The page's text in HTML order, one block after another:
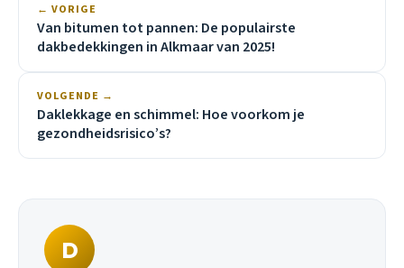
← VORIGE
Van bitumen tot pannen: De populairste
dakbedekkingen in Alkmaar van 2025!
VOLGENDE →
Daklekkage en schimmel: Hoe voorkom je
gezondheidsrisico’s?
D